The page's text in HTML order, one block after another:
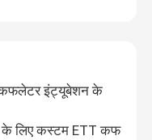
कफलेटर इंट्यूबेशन के
के लिए कस्टम ETT कफ